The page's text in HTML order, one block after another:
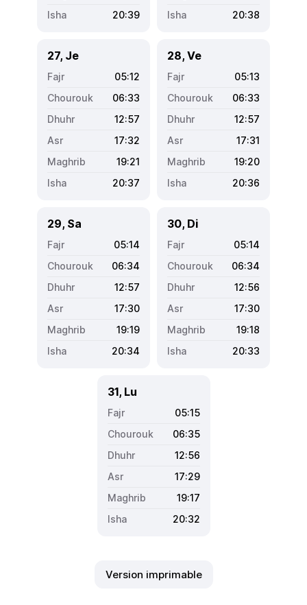
20:39
20:38
27, Je
05:12
06:33
12:57
17:32
19:21
20:37
28, Ve
05:13
06:33
12:57
17:31
19:20
20:36
29, Sa
05:14
06:34
12:57
17:30
19:19
20:34
30, Di
05:14
06:34
12:56
17:30
19:18
20:33
31, Lu
05:15
06:35
12:56
17:29
19:17
20:32
Version imprimable